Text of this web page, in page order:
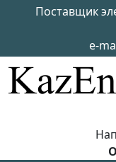
Skip to main content
Поставщик
e-